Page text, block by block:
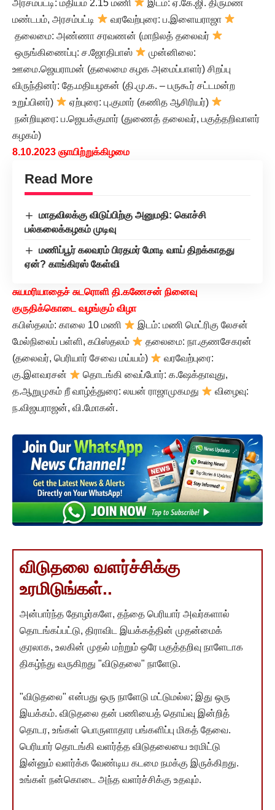
அரசம்பட்டி: மதியம் 2.15 மணி
இடம்: ஏ.கே.ஜி. திருமண
மண்டபம், அரசம்பட்டி
வரவேற்புரை: ப.இளையராஜா
தலைமை: அண்ணா சரவணன் (மாநிலத் தலைவர்
ஒருங்கிணைப்பு: ச.ஜோதிபாஸ்
முன்னிலை:
ஊமை.ஜெயராமன் (தலைமை கழக அமைப்பாளர்) சிறப்பு
விருந்தினர்: தே.மதியழகன் (தி.மு.க. – பருகூர் சட்டமன்ற
உறுப்பினர்)
ஏற்புரை: பு.குமார் (கணித ஆசிரியர்)
நன்றியுரை: ப.ஜெயக்குமார் (துணைத் தலைவர், பகுத்தறிவாளர்
கழகம்)
8.10.2023 ஞாயிற்றுக்கிழமை
Read More
மாதவிலக்கு விடுப்பிற்கு அனுமதி: கொச்சி
பல்கலைக்கழகம் முடிவு
மணிப்பூர் கலவரம் பிரதமர் மோடி வாய் திறக்காதது
ஏன்? காங்கிரஸ் கேள்வி
சுயமரியாதைச் சுடரொளி தி.கணேசன் நினைவு
குருதிக்கொடை வழங்கும் விழா
கபிஸ்தலம்: காலை 10 மணி
இடம்: மணி மெட்ரிகு லேசன்
மேல்நிலைப் பள்ளி, கபிஸ்தலம்
தலைமை: நா.குணசேகரன்
(தலைவர், பெரியார் சேவை மய்யம்)
வரவேற்புரை:
கு.இளவரசன்
தொடங்கி வைப்போர்: க.ஷேக்தாவுது,
த.ஆறுமுகம் றீ வாழ்த்துரை: லயன் ராஜாமுகமது
விழைவு:
ந.விஜயராஜன், வி.மோகன்.
விடுதலை வளர்ச்சிக்கு
உரமிடுங்கள்..
அன்பார்ந்த தோழர்களே, தந்தை பெரியார் அவர்களால்
தொடங்கப்பட்டு, திராவிட இயக்கத்தின் முதன்மைக்
குரலாக, உலகின் முதல் மற்றும் ஒரே பகுத்தறிவு நாளேடாக
திகழ்ந்து வருகிறது "விடுதலை" நாளேடு.
"விடுதலை" என்பது ஒரு நாளேடு மட்டுமல்ல; இது ஒரு
இயக்கம். விடுதலை தன் பணியைத் தொய்வு இன்றித்
தொடர, உங்கள் பொருளாதார பங்களிப்பு மிகத் தேவை.
பெரியார் தொடங்கி வளர்த்த விடுதலையை உரமிட்டு
இன்னும் வளர்க்க வேண்டிய கடமை நமக்கு இருக்கிறது.
உங்கள் நன்கொடை அந்த வளர்ச்சிக்கு உதவும்.